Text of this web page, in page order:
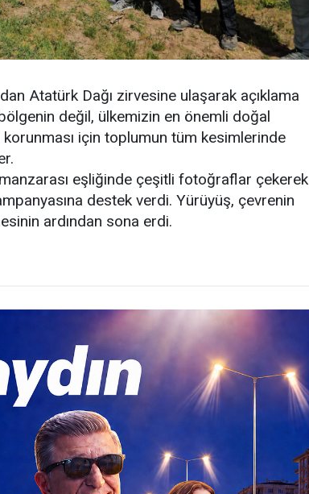
Atatürk Dağı zirvesine ulaşarak açıklama
değil, ülkemizin en önemli doğal
için toplumun tüm kesimlerinde
manzarası eşliğinde çeşitli fotoğraflar çekerek
destek verdi. Yürüyüş, çevrenin
ardından sona erdi.